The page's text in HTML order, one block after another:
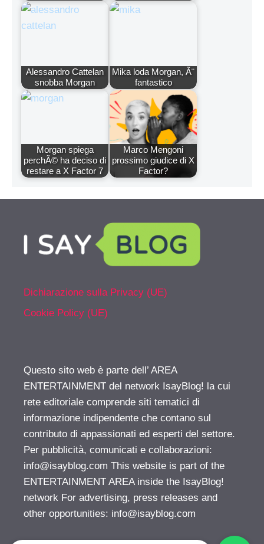
Alessandro Cattelan
snobba Morgan
Mika loda Morgan, Ã¨
fantastico
Morgan spiega
perchÃ© ha deciso di
restare a X Factor 7
Marco Mengoni
prossimo giudice di X
Factor?
Dichiarazione sulla Privacy (UE)
Cookie Policy (UE)
Questo sito web è parte dell’ AREA
ENTERTAINMENT del network IsayBlog! la cui
rete editoriale comprende siti tematici di
informazione indipendente che contano sul
contributo di appassionati ed esperti del settore.
Per pubblicità, comunicati e collaborazioni:
info@isayblog.com This website is part of the
ENTERTAINMENT AREA inside the IsayBlog!
network For advertising, press releases and
other opportunities: info@isayblog.com